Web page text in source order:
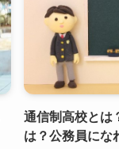
通信制高校と
は？公務員にな